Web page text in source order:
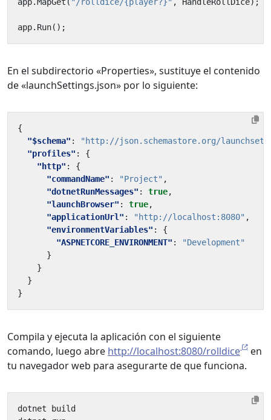
app. Run();
En el subdirectorio «Properties», sustituye el contenido
de «launchSettings.json» por lo siguiente:
{
"$schema" :
"http://json.schemastore.org/
"profiles" :
{
"http" :
{
"commandName" : "Project" ,
"dotnetRunMessages" : true,
"launchBrowser" : true,
"applicationUrl" : "http://localhost:8080" ,
"environmentVariables" :
{
"ASPNETCORE_ENVIRONMENT" :
"Development"
}
}
}
}
Compila y ejecuta la aplicación con el siguiente
comando, luego abre http://localhost:8080/rolldice
en
tu navegador web para asegurarte de que funciona.